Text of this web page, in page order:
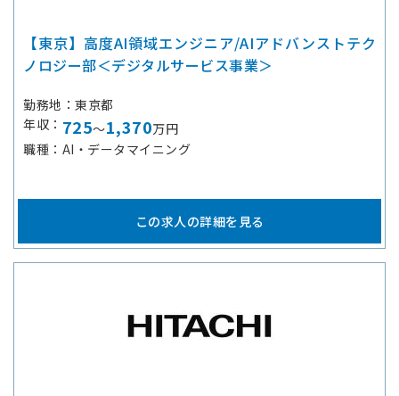
【東京】高度AI領域エンジニア/AIアドバンストテク
ノロジー部＜デジタルサービス事業＞
勤務地
東京都
年収
725～1,370万円
職種
AI・データマイニング
この求人の詳細を見る